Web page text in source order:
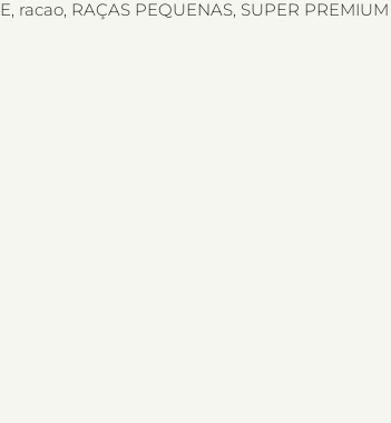
, racao, RAÇAS PEQUENAS, SUPER PREMIUM